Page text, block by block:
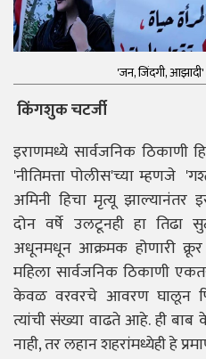
'जन, जिंदगी,
किंगशुक चटर्जी
इराणमध्ये सार्वजनिक ठिकाणी
'नीतिमत्ता पोलीस'च्या म्हणजे
अमिनी हिचा मृत्यू झाल्यानंतर
दोन वर्षे उलटूनही हा तिढा
अधूनमधून आक्रमक होणारी
महिला सार्वजनिक ठिकाणी
केवळ वरवरचे आवरण घालून
त्यांची संख्या वाढते आहे. ही बाब
नाही, तर लहान शहरांमध्येही हे